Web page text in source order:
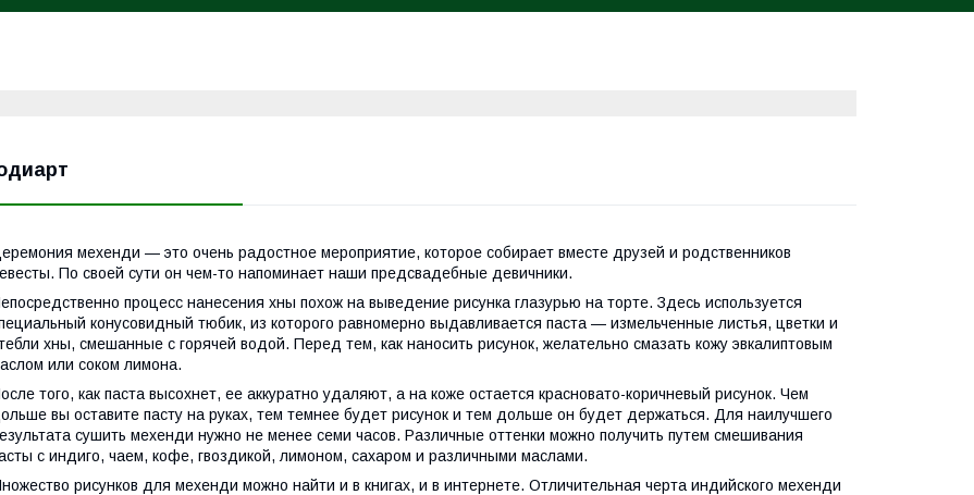
мехенди — это очень радостное мероприятие, которое собирает вместе друзей и родственников
По своей сути он чем-то напоминает наши предсвадебные девичники.
процесс нанесения хны похож на выведение рисунка глазурью на торте. Здесь используется
конусовидный тюбик, из которого равномерно выдавливается паста — измельченные листья, цветки и
хны, смешанные с горячей водой. Перед тем, как наносить рисунок, желательно смазать кожу эвкалиптовым
или соком лимона.
того, как паста высохнет, ее аккуратно удаляют, а на коже остается красновато-коричневый рисунок. Чем
вы оставите пасту на руках, тем темнее будет рисунок и тем дольше он будет держаться. Для наилучшего
сушить мехенди нужно не менее семи часов. Различные оттенки можно получить путем смешивания
с индиго, чаем, кофе, гвоздикой, лимоном, сахаром и различными маслами.
рисунков для мехенди можно найти и в книгах, и в интернете. Отличительная черта индийского мехенди